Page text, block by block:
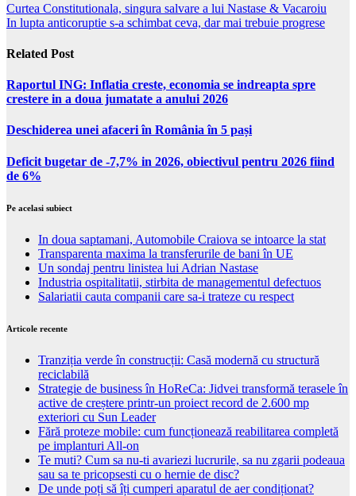
Curtea Constitutionala, singura salvare a lui Nastase & Vacaroiu
In lupta anticoruptie s-a schimbat ceva, dar mai trebuie progrese
Related Post
Raportul ING: Inflatia creste, economia se indreapta spre
crestere in a doua jumatate a anului 2026
Deschiderea unei afaceri în România în 5 pași
Deficit bugetar de -7,7% in 2026, obiectivul pentru 2026 fiind
de 6%
Pe acelasi subiect
In doua saptamani, Automobile Craiova se intoarce la stat
Transparenta maxima la transferurile de bani în UE
Un sondaj pentru linistea lui Adrian Nastase
Industria ospitalitatii, stirbita de managementul defectuos
Salariatii cauta companii care sa-i trateze cu respect
Articole recente
Tranziția verde în construcții: Casă modernă cu structură
reciclabilă
Strategie de business în HoReCa: Jidvei transformă terasele în
active de creștere printr-un proiect record de 2.600 mp
exteriori cu Sun Leader
Fără proteze mobile: cum funcționează reabilitarea completă
pe implanturi All-on
Te muti? Cum sa nu-ti avariezi lucrurile, sa nu zgarii podeaua
sau sa te pricopsesti cu o hernie de disc?
De unde poți să îți cumperi aparatul de aer condiționat?